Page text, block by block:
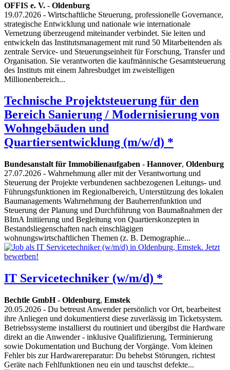
OFFIS e. V. - Oldenburg
19.07.2026 - Wirtschaftliche Steuerung, professionelle Governance,
strategische Entwicklung und nationale wie internationale
Vernetzung überzeugend miteinander verbindet. Sie leiten und
entwickeln das Institutsmanagement mit rund 50 Mitarbeitenden als
zentrale Service- und Steuerungseinheit für Forschung, Transfer und
Organisation. Sie verantworten die kaufmännische Gesamtsteuerung
des Instituts mit einem Jahresbudget im zweistelligen
Millionenbereich...
Technische Projektsteuerung für den
Bereich Sanierung / Modernisierung von
Wohngebäuden und
Quartiersentwicklung (m/w/d) *
Bundesanstalt für Immobilienaufgaben - Hannover, Oldenburg
27.07.2026 - Wahrnehmung aller mit der Verantwortung und
Steuerung der Projekte verbundenen sachbezogenen Leitungs- und
Führungsfunktionen im Regionalbereich, Unterstützung des lokalen
Baumanagements Wahrnehmung der Bauherrenfunktion und
Steuerung der Planung und Durchführung von Baumaßnahmen der
BImA Initiierung und Begleitung von Quartierskonzepten in
Bestandsliegenschaften nach einschlägigen
wohnungswirtschaftlichen Themen (z. B. Demographie...
IT Servicetechniker (w/m/d) *
Bechtle GmbH- Oldenburg, Emstek
20.05.2026 - Du betreust Anwender persönlich vor Ort, bearbeitest
ihre Anliegen und dokumentierst diese zuverlässig im Ticketsystem.
Betriebssysteme installierst du routiniert und übergibst die Hardware
direkt an die Anwender - inklusive Qualifizierung, Terminierung
sowie Dokumentation und Buchung der Vorgänge. Vom kleinen
Fehler bis zur Hardwarereparatur: Du behebst Störungen, richtest
Geräte nach Fehlfunktionen neu ein und tauschst defekte...